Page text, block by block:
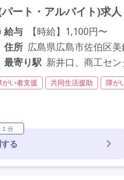
ート・アルバイト)求
給与
【時給】1,100円〜
住所 広島県広島市佐伯区
最寄り駅 新井口、商工セ
がい者支援 共同生活援助 障が
分
る